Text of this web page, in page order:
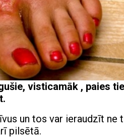
visticamāk , paies
un tos var ieraudzīt ne
pilsētā.